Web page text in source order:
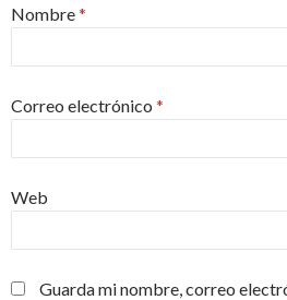
Nombre*
Correo electrónico *
Web
Guarda mi nombre, correo